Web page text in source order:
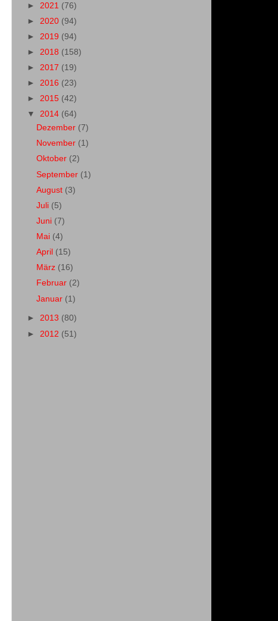
► 2021 (76)
► 2020 (94)
► 2019 (94)
► 2018 (158)
► 2017 (19)
► 2016 (23)
► 2015 (42)
▼ 2014 (64)
Dezember (7)
November (1)
Oktober (2)
September (1)
August (3)
Juli (5)
Juni (7)
Mai (4)
April (15)
März (16)
Februar (2)
Januar (1)
► 2013 (80)
► 2012 (51)